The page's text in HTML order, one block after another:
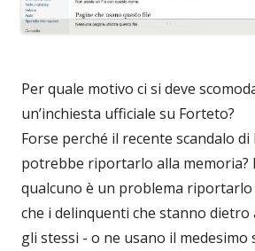
Per quale motivo ci si deve
un’inchiesta ufficiale su Forteto?
Forse perché il recente scandalo
potrebbe riportarlo alla memoria?
qualcuno è un problema riportarlo
che i delinquenti che stanno
gli stessi - o ne usano il medesimo